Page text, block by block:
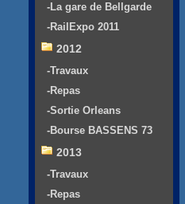
-La gare de Bellgarde
-RailExpo 2011
2012
-Travaux
-Repas
-Sortie Orleans
-Bourse BASSENS 73
2013
-Travaux
-Repas